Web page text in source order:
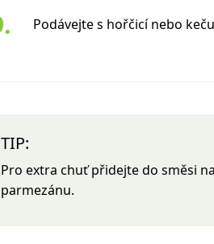
Podávejte s hořčicí nebo
TIP:
Pro extra chuť přidejte do směsi
parmezánu.